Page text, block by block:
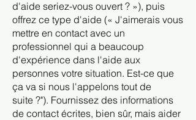
d'aide seriez-vous ouvert ? »), puis
offrez ce type d'aide (« J'aimerais vous
mettre en contact avec un
professionnel qui a beaucoup
d'expérience dans l'aide aux
personnes votre situation. Est-ce que
ça va si nous l'appelons tout de
suite ?"). Fournissez des informations
de contact écrites, bien sûr, mais aider